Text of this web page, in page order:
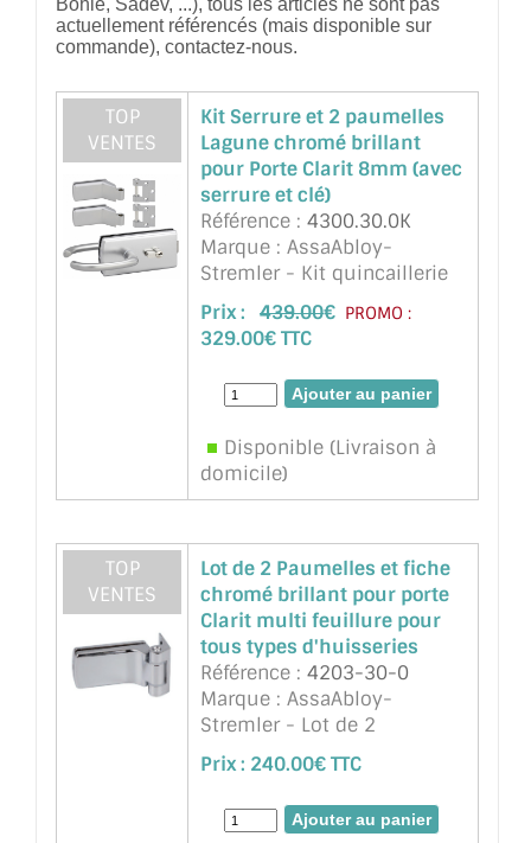
actuellement référencés (mais disponible sur
commande), contactez-nous.
TOP
VENTES
Kit Serrure et 2 paumelles
Lagune chromé brillant
pour Porte Clarit 8mm (avec
serrure et clé)
Référence : 4300.30.0K
Marque : AssaAbloy-
Stremler - Kit quincaillerie
Lagune chromé brillant pour
Porte Clarit épaisseur 8mm ,
ref 4300 Serrure, 2
paumelles ref.4200 (ou
Longoni identique), 2 fiches
Longoni) ...suite
Prix : 439.00€ PROMO :
329.00€ TTC
Disponible (Livraison à
domicile)
TOP
VENTES
Lot de 2 Paumelles et fiche
chromé brillant pour porte
Clarit multi feuillure pour
tous types d'huisseries
Référence : 4203-30-0
Marque : AssaAbloy-
Stremler - Lot de 2
Paumelles et fiche chromé
brimant pour porte Clarit
multi feuillure pour tous
types d'huisseries
Prix : 240.00€ TTC